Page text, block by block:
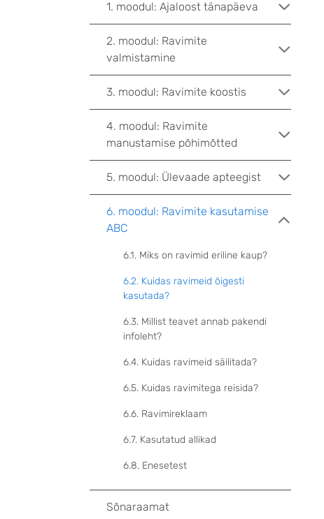
1. moodul: Ajaloost tänapäeva
2. moodul: Ravimite
valmistamine
3. moodul: Ravimite koostis
4. moodul: Ravimite
manustamise põhimõtted
5. moodul: Ülevaade apteegist
6. moodul: Ravimite kasutamise
ABC
6.1. Miks on ravimid eriline kaup?
6.2. Kuidas ravimeid õigesti
kasutada?
6.3. Millist teavet annab pakendi
infoleht?
6.4. Kuidas ravimeid säilitada?
6.5. Kuidas ravimitega reisida?
6.6. Ravimireklaam
6.7. Kasutatud allikad
6.8. Enesetest
Sõnaraamat